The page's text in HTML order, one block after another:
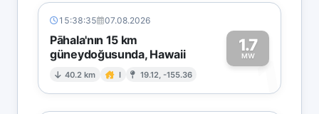
15:38:35 07.08.2026
Pāhala'nın 15 km
güneydoğusunda, Hawaii
40.2 km I 19.12, -155.36
1.7
MW1